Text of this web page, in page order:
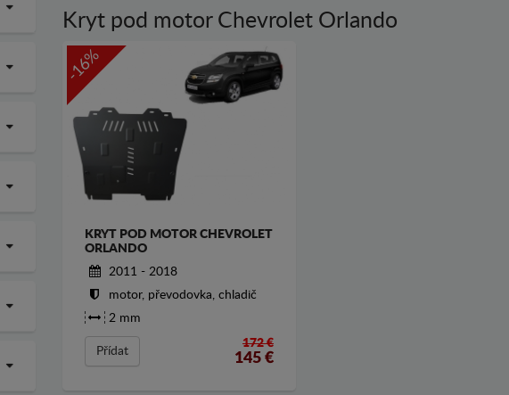
Kryt pod motor Chevrolet Orlando
-16%
KRYT POD MOTOR CHEVROLET
ORLANDO
2011 - 2018
motor, převodovka, chladič
2 mm
Přídat
172 €
145€